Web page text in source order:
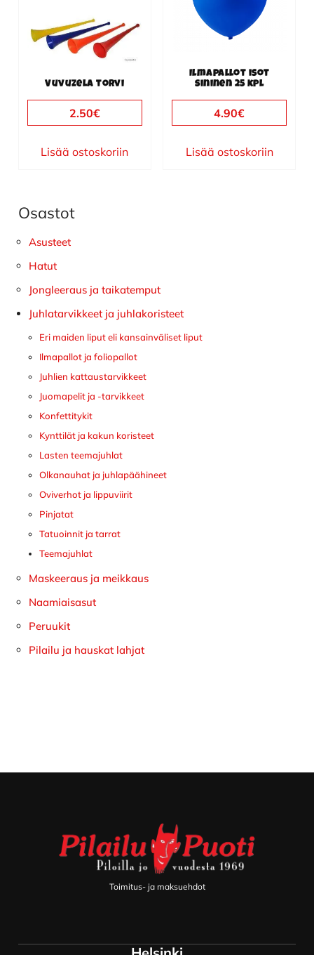
Vuvuzela torvi
2.50€
Lisää ostoskoriin
Ilmapallot isot
sininen 25 kpl
4.90€
Lisää ostoskoriin
Ensisijainen
sivupalkki
Osastot
Asusteet
Hatut
Jongleeraus ja taikatemput
Juhlatarvikkeet ja juhlakoristeet
Eri maiden liput eli kansainväliset liput
Ilmapallot ja foliopallot
Juhlien kattaustarvikkeet
Juomapelit ja -tarvikkeet
Konfettitykit
Kynttilät ja kakun koristeet
Lasten teemajuhlat
Olkanauhat ja juhlapäähineet
Oviverhot ja lippuviirit
Pinjatat
Tatuoinnit ja tarrat
Teemajuhlat
Maskeeraus ja meikkaus
Naamiaisasut
Peruukit
Pilailu ja hauskat lahjat
Toimitus- ja maksuehdot